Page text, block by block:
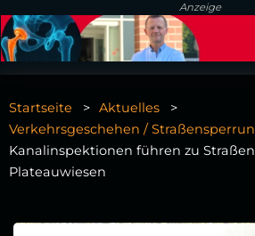
Anzeige
Startseite
Aktuelles
Verkehrsgeschehen /
Kanalinspektionen führen zu
Plateauwiesen